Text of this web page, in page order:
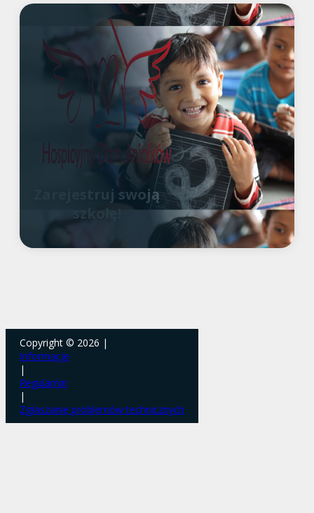
Zarejestruj swoją
szkołę!
Copyright © 2026 |
Informacje
|
Regulamin
|
Zgłaszanie problemów technicznych